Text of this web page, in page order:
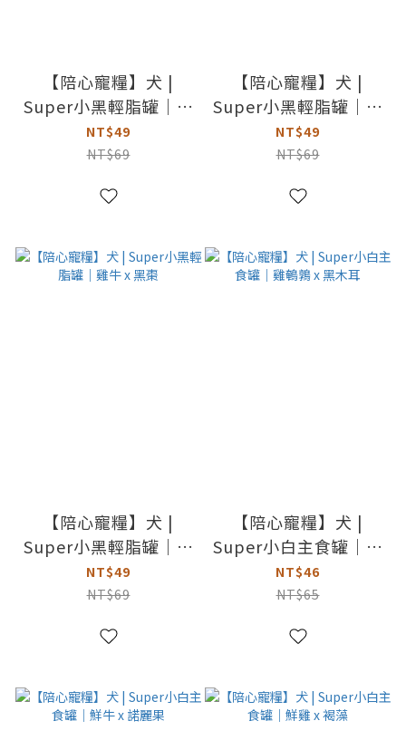
【陪心寵糧】犬 |
Super小黑輕脂罐｜鮪
魚 x 黑芝麻
NT$49
NT$69
【陪心寵糧】犬 |
Super小黑輕脂罐｜黑
醋栗 x 雞肉
NT$49
NT$69
【陪心寵糧】犬 |
Super小黑輕脂罐｜雞
牛 x 黑棗
NT$49
NT$69
【陪心寵糧】犬 |
Super小白主食罐｜雞
鵪鶉 x 黑木耳
NT$46
NT$65